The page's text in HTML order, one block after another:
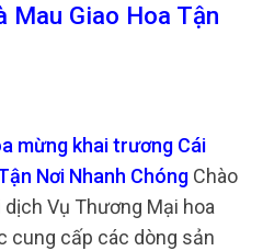
Mau Giao Hoa Tận
mừng khai trương Cái
Nơi Nhanh Chóng Chào
Vụ Thương Mại hoa
cung cấp các dòng sản